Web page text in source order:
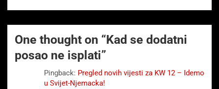
One thought on “Kad se dodatni
posao ne isplati”
Pingback: Pregled novih vijesti za KW 12 – Idemo
u Svijet-Njemacka!